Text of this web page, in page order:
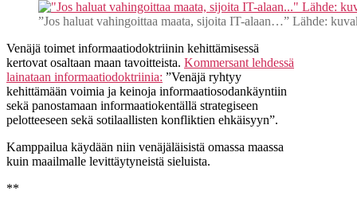
”Jos haluat vahingoittaa maata, sijoita IT-alaan…” Lähde:
Venäjä toimet informaatiodoktriinin kehittämisessä
kertovat osaltaan maan tavoitteista. Kommersant lehdessä
lainataan informaatiodoktriinia: ”Venäjä ryhtyy
kehittämään voimia ja keinoja informaatiosodankäyntiin
sekä panostamaan informaatiokentällä strategiseen
pelotteeseen sekä sotilaallisten konfliktien ehkäisyyn”.
Kamppailua käydään niin venäjäläisistä omassa maassa
kuin maailmalle levittäytyneistä sieluista.
**